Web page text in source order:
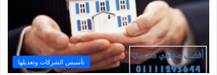
تأسيس الشركات وتعديلها